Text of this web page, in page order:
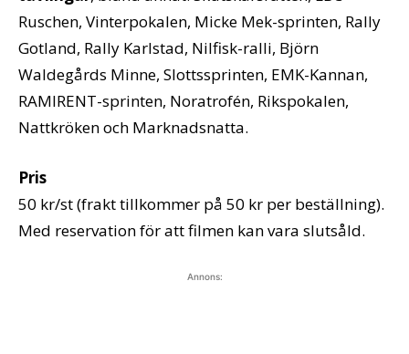
Ruschen, Vinterpokalen, Micke Mek-sprinten, Rally
Gotland, Rally Karlstad, Nilfisk-ralli, Björn
Waldegårds Minne, Slottssprinten, EMK-Kannan,
RAMIRENT-sprinten, Noratrofén, Rikspokalen,
Nattkröken och Marknadsnatta.
Pris
50 kr/st (frakt tillkommer på 50 kr per beställning).
Med reservation för att filmen kan vara slutsåld.
Annons: